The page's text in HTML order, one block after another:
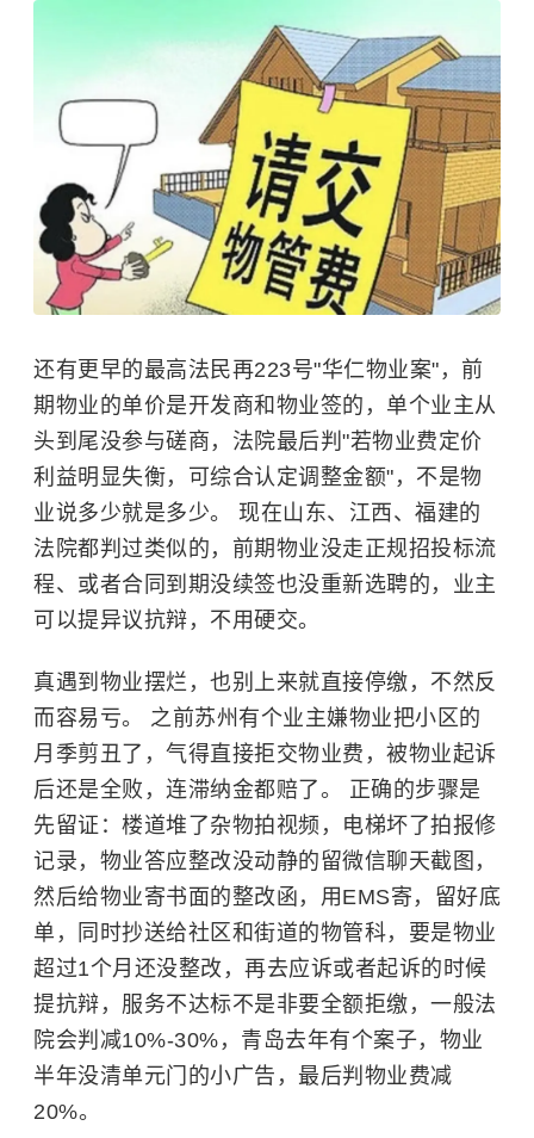
还有更早的最高法民再223号"华仁物业案"，前
期物业的单价是开发商和物业签的，单个业主从
头到尾没参与磋商，法院最后判"若物业费定价
利益明显失衡，可综合认定调整金额"，不是物
业说多少就是多少。 现在山东、江西、福建的
法院都判过类似的，前期物业没走正规招投标流
程、或者合同到期没续签也没重新选聘的，业主
可以提异议抗辩，不用硬交。
真遇到物业摆烂，也别上来就直接停缴，不然反
而容易亏。 之前苏州有个业主嫌物业把小区的
月季剪丑了，气得直接拒交物业费，被物业起诉
后还是全败，连滞纳金都赔了。 正确的步骤是
先留证：楼道堆了杂物拍视频，电梯坏了拍报修
记录，物业答应整改没动静的留微信聊天截图，
然后给物业寄书面的整改函，用EMS寄，留好底
单，同时抄送给社区和街道的物管科，要是物业
超过1个月还没整改，再去应诉或者起诉的时候
提抗辩，服务不达标不是非要全额拒缴，一般法
院会判减10%-30%，青岛去年有个案子，物业
半年没清单元门的小广告，最后判物业费减
20%。